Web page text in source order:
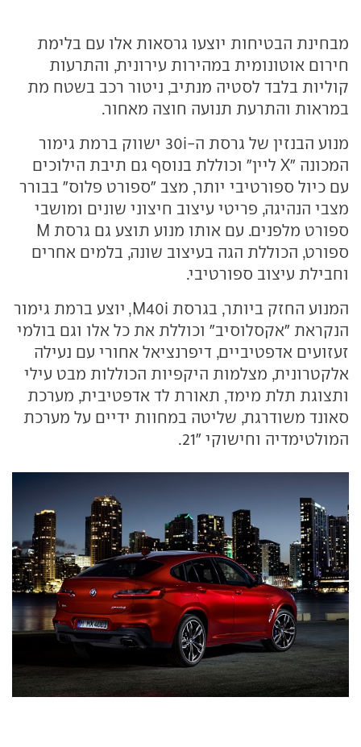
מבחינת הבטיחות יוצעו גרסאות אלו עם בלימת
חירום אוטונומית במהירות עירונית, והתרעות
קוליות בלבד לסטיה מנתיב, ניטור רכב בשטח מת
במראות והתרעת תנועה חוצה מאחור.
מנוע הבנזין של גרסת ה-30i ישווק ברמת גימור
המכונה "X ליין" וכוללת בנוסף גם תיבת הילוכים
עם כיול ספורטיבי יותר, מצב "ספורט פלוס" בבורר
מצבי הנהיגה, פריטי עיצוב חיצוני שונים ומושבי
ספורט מלפנים. עם אותו מנוע תוצע גם גרסת M
ספורט, הכוללת הגה בעיצוב שונה, בלמים אחרים
וחבילת עיצוב ספורטיבי.
המנוע החזק ביותר, בגרסת M40i, יוצע ברמת גימור
הנקראת "אקסלוסיב" וכוללת את כל אלו וגם בולמי
זעזועים אדפטיביים, דיפרנציאל אחורי עם נעילה
אלקטרונית, מצלמות היקפיות הכוללות מבט עילי
ותצוגת תלת מימד, תאורת לד אדפטיבית, מערכת
סאונד משודרגת, שליטה במחוות ידיים על מערכת
המולטימדיה וחישוקי "21.